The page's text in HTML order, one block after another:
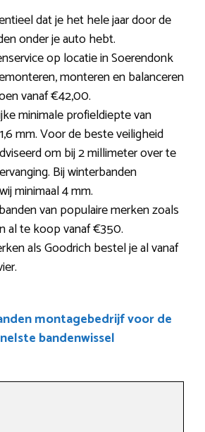
dat je het hele jaar door de
onder je auto hebt.
op locatie in Soerendonk
monteren en balanceren
vanaf €42,00.
minimale profieldiepte van
mm. Voor de beste veiligheid
om bij 2 millimeter over te
Bij winterbanden
minimaal 4 mm.
van populaire merken zoals
al te koop vanaf €350.
als Goodrich bestel je al vanaf
montagebedrijf voor de
bandenwissel